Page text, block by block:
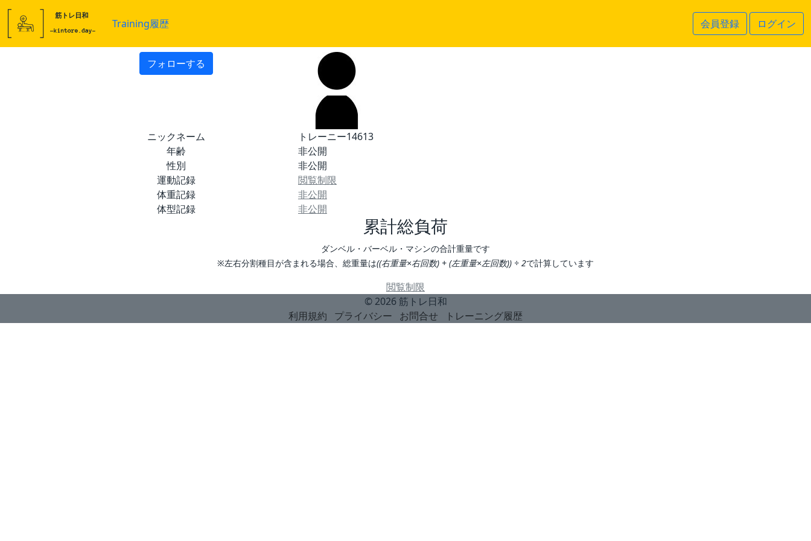
Training履歴 会員登録 ログイン
フォローする
ニックネーム
トレーニー14613
年齢
非公開
性別
非公開
運動記録
閲覧制限
体重記録
非公開
体型記録
非公開
累計総負荷
ダンベル・バーベル・マシンの合計重量です
※左右分割種目が含まれる場合、総重量は((右重量×右回数) + (左重量×左回数)) ÷ 2で計算しています
閲覧制限
© 2026 筋トレ日和
利用規約
プライバシー お問合せ トレーニング履歴